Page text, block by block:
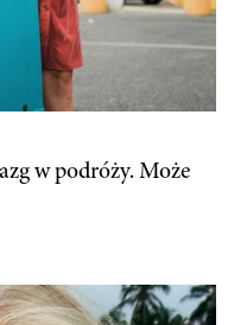
w podróży. Może